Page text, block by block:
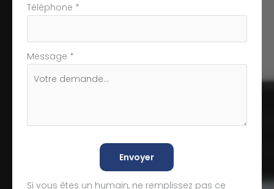
Téléphone *
Message *
Envoyer
Si vous êtes un humain, ne remplissez pas ce